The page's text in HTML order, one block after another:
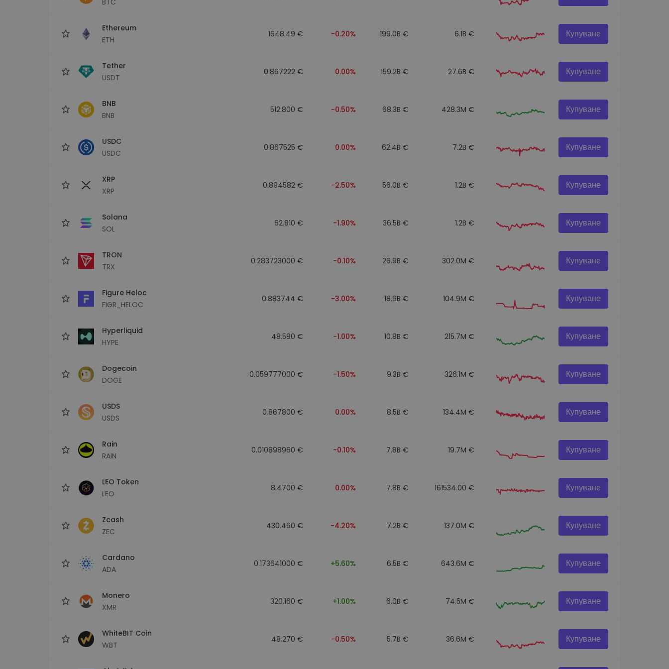
Ethereum
ETH
1648.49 € -0.20% 199.0B € 6.1B € Купуване
Tether
USDT
0.867222 € 0.00% 159.2B € 27.6B € Купуване
BNB
BNB
512.800 € -0.50% 68.3B € 428.3M € Купуване
USDC
USDC
0.867525 € 0.00% 62.4B € 7.2B € Купуване
XRP
XRP
0.894582 € -2.50% 56.0B € 1.2B € Купуване
Solana
SOL
62.810 € -1.90% 36.5B € 1.2B € Купуване
TRON
TRX
0.283723000 € -0.10% 26.9B € 302.0M € Купуване
Figure Heloc
FIGR_HELOC
0.883744 € -3.00% 18.6B € 104.9M € Купуване
Hyperliquid
HYPE
48.580 € -1.00% 10.8B € 215.7M € Купуване
Dogecoin
DOGE
0.059777000 € -1.50% 9.3B € 326.1M € Купуване
USDS
USDS
0.867800 € 0.00% 8.5B € 134.4M € Купуване
Rain
RAIN
0.010898960 € -0.10% 7.8B € 19.7M € Купуване
LEO Token
LEO
8.4700 € 0.00% 7.8B € 161534.00 € Купуване
Zcash
ZEC
430.460 € -4.20% 7.2B € 137.0M € Купуване
Cardano
ADA
0.173641000 € +5.60% 6.5B € 643.6M € Купуване
Monero
XMR
320.160 € +1.00% 6.0B € 74.5M € Купуване
WhiteBIT Coin
WBT
48.270 € -0.50% 5.7B € 36.6M € Купуване